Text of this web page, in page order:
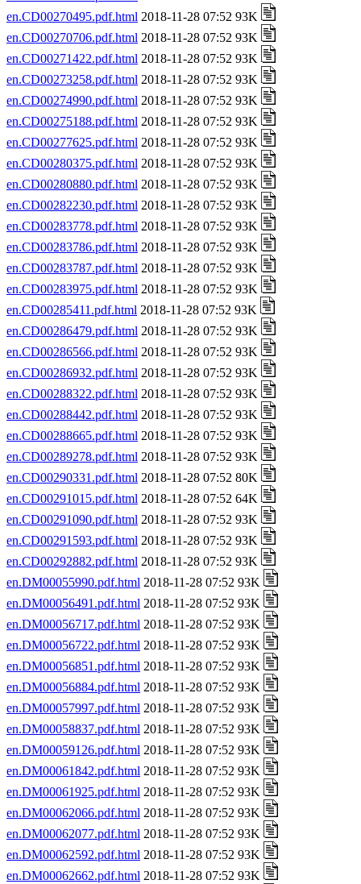
en.CD00270495.pdf.html 2018-11-28 07:52 93K
en.CD00270706.pdf.html 2018-11-28 07:52 93K
en.CD00271422.pdf.html 2018-11-28 07:52 93K
en.CD00273258.pdf.html 2018-11-28 07:52 93K
en.CD00274990.pdf.html 2018-11-28 07:52 93K
en.CD00275188.pdf.html 2018-11-28 07:52 93K
en.CD00277625.pdf.html 2018-11-28 07:52 93K
en.CD00280375.pdf.html 2018-11-28 07:52 93K
en.CD00280880.pdf.html 2018-11-28 07:52 93K
en.CD00282230.pdf.html 2018-11-28 07:52 93K
en.CD00283778.pdf.html 2018-11-28 07:52 93K
en.CD00283786.pdf.html 2018-11-28 07:52 93K
en.CD00283787.pdf.html 2018-11-28 07:52 93K
en.CD00283975.pdf.html 2018-11-28 07:52 93K
en.CD00285411.pdf.html 2018-11-28 07:52 93K
en.CD00286479.pdf.html 2018-11-28 07:52 93K
en.CD00286566.pdf.html 2018-11-28 07:52 93K
en.CD00286932.pdf.html 2018-11-28 07:52 93K
en.CD00288322.pdf.html 2018-11-28 07:52 93K
en.CD00288442.pdf.html 2018-11-28 07:52 93K
en.CD00288665.pdf.html 2018-11-28 07:52 93K
en.CD00289278.pdf.html 2018-11-28 07:52 93K
en.CD00290331.pdf.html 2018-11-28 07:52 80K
en.CD00291015.pdf.html 2018-11-28 07:52 64K
en.CD00291090.pdf.html 2018-11-28 07:52 93K
en.CD00291593.pdf.html 2018-11-28 07:52 93K
en.CD00292882.pdf.html 2018-11-28 07:52 93K
en.DM00055990.pdf.html 2018-11-28 07:52 93K
en.DM00056491.pdf.html 2018-11-28 07:52 93K
en.DM00056717.pdf.html 2018-11-28 07:52 93K
en.DM00056722.pdf.html 2018-11-28 07:52 93K
en.DM00056851.pdf.html 2018-11-28 07:52 93K
en.DM00056884.pdf.html 2018-11-28 07:52 93K
en.DM00057997.pdf.html 2018-11-28 07:52 93K
en.DM00058837.pdf.html 2018-11-28 07:52 93K
en.DM00059126.pdf.html 2018-11-28 07:52 93K
en.DM00061842.pdf.html 2018-11-28 07:52 93K
en.DM00061925.pdf.html 2018-11-28 07:52 93K
en.DM00062066.pdf.html 2018-11-28 07:52 93K
en.DM00062077.pdf.html 2018-11-28 07:52 93K
en.DM00062592.pdf.html 2018-11-28 07:52 93K
en.DM00062662.pdf.html 2018-11-28 07:52 93K